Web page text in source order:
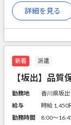
詳細を見る
新着 派遣
【坂出】品質
勤務地
香川県坂
給与
時給 1,450
勤務時間
8:00～